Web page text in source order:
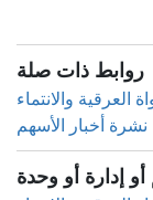
روابط ذات صلة
العرقية والانتماء
نشرة أخبار الأسهم
إدارة أو وحدة